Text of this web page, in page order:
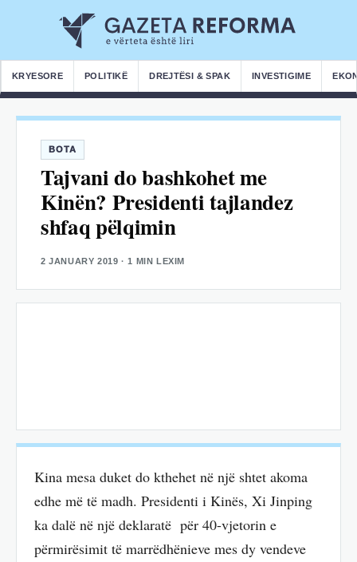
KRYESORE POLITIKË DREJTËSI & SPAK INVESTIGIME
BOTA
Tajvani do bashkohet me
Kinën? Presidenti tajlandez
shfaq pëlqimin
2 JANUARY 2019 · 1 MIN LEXIM
Kina mesa duket do kthehet në një shtet akoma
edhe më të madh. Presidenti i Kinës, Xi Jinping
ka dalë në një deklaratë për 40-vjetorin e
përmirësimit të marrëdhënieve mes dy vendeve